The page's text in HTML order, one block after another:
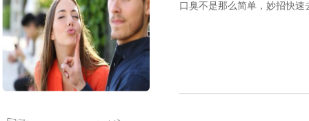
口臭不是那么简单，妙招快速